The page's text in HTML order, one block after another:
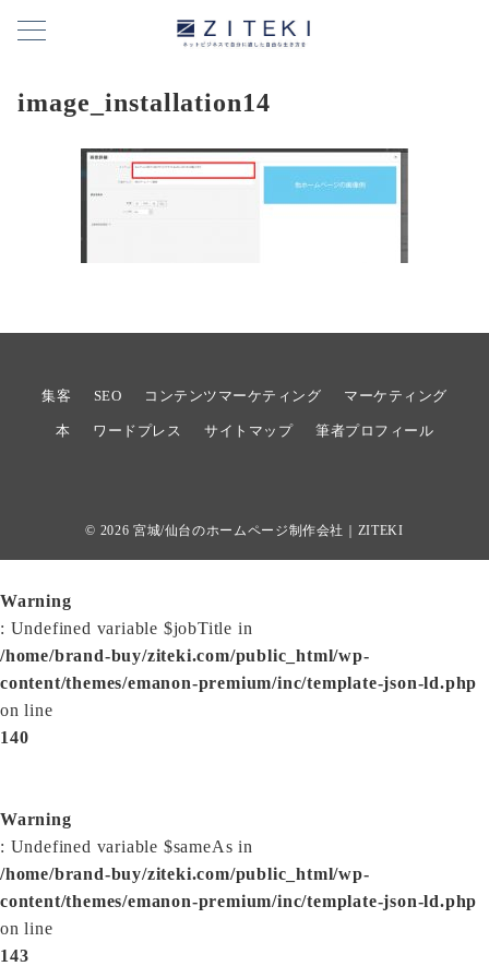
image_installation14
集客 SEO コンテンツマーケティング マーケティング
本 ワードプレス サイトマップ 筆者プロフィール
© 2026 宮城/仙台のホームページ制作会社｜ZITEKI
Warning
: Undefined variable $jobTitle in
/home/brand-buy/ziteki.com/public_html/wp-
content/themes/emanon-premium/inc/template-json-ld.php
on line
140
Warning
: Undefined variable $sameAs in
/home/brand-buy/ziteki.com/public_html/wp-
content/themes/emanon-premium/inc/template-json-ld.php
on line
143